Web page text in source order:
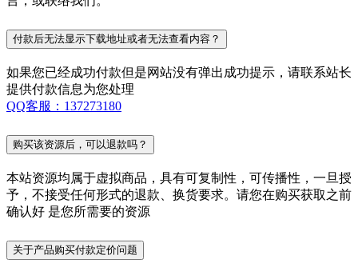
付款后无法显示下载地址或者无法查看内容？
如果您已经成功付款但是网站没有弹出成功提示，请联系站长
提供付款信息为您处理
QQ客服：137273180
购买该资源后，可以退款吗？
本站资源均属于虚拟商品，具有可复制性，可传播性，一旦授
予，不接受任何形式的退款、换货要求。请您在购买获取之前
确认好 是您所需要的资源
关于产品购买付款定价问题